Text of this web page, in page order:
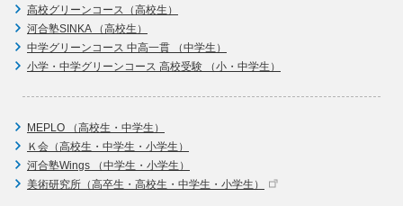
高校グリーンコース（高校生）
河合塾SINKA （高校生）
中学グリーンコース 中高一貫 （中学生）
小学・中学グリーンコース 高校受験 （小・中学生）
MEPLO （高校生・中学生）
Ｋ会（高校生・中学生・小学生）
河合塾Wings （中学生・小学生）
美術研究所（高卒生・高校生・中学生・小学生）